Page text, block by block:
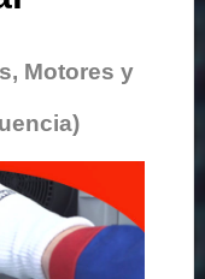
Motores y